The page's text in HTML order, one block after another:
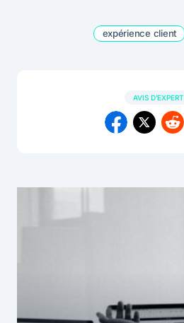
expérience client
AVIS D'EXPERT